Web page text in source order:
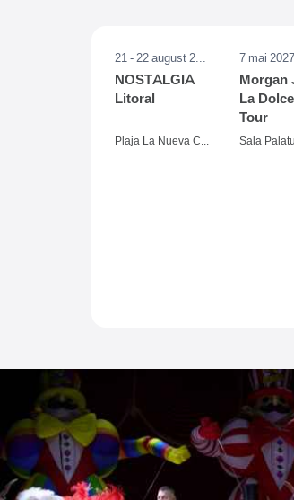
NOSTALGIA
Litoral
Plaja La Nueva Cucaracha, Mamaia
7 mai 2027
Morgan
La
Tour